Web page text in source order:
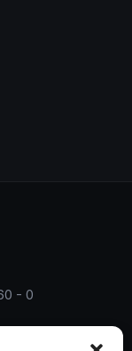
- 0